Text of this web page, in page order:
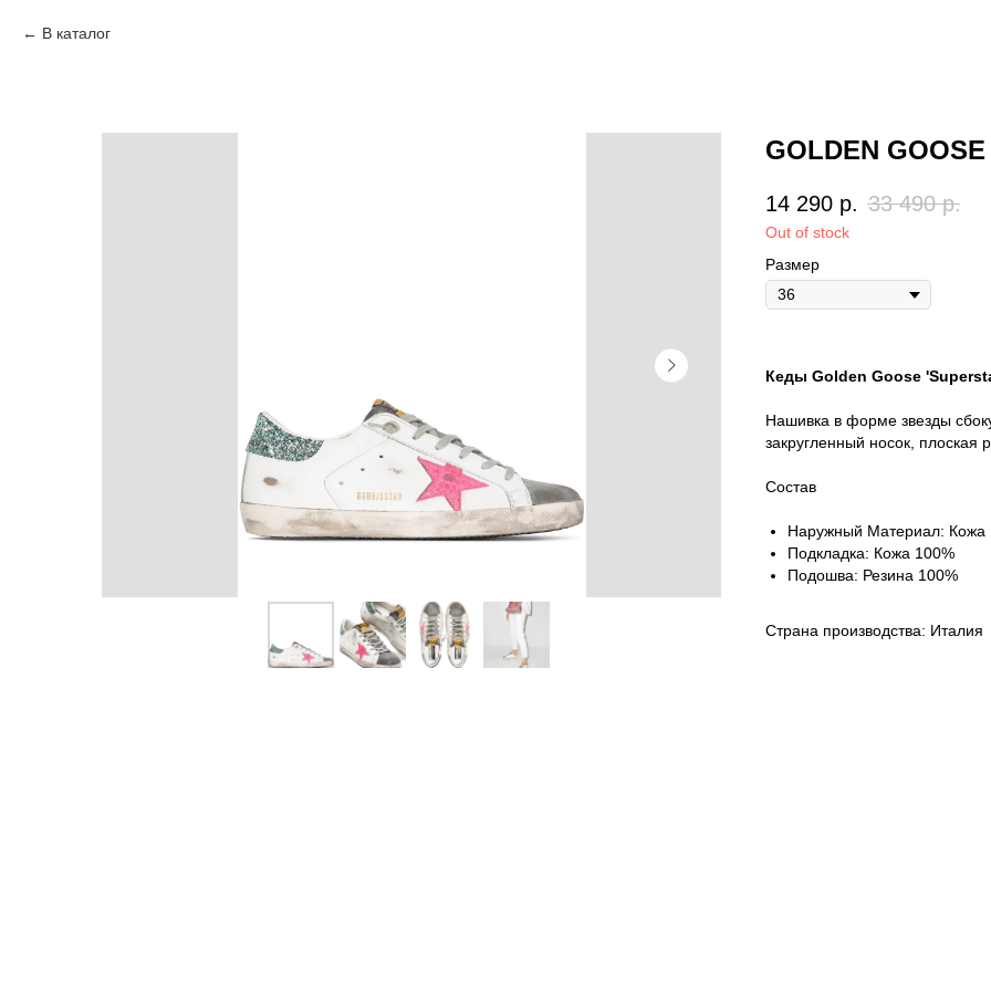
В каталог
GOLDEN GOOSE
14 290 р. 33 490 р.
Out of stock
Размер
Кеды Golden Goose
Нашивка в форме звезды
закругленный носок,
Состав
Наружный Материал: Кожа
Подкладка: Кожа 100%
Подошва: Резина 100%
Страна производства: Италия